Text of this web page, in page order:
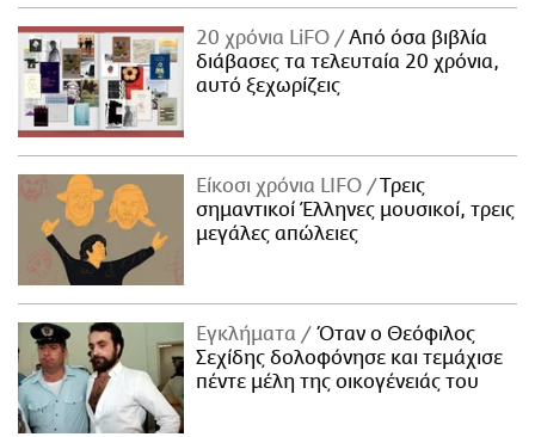
20 χρόνια LiFO
Από όσα βιβλία
διάβασες τα τελευταία 20 χρόνια,
αυτό ξεχωρίζεις
Είκοσι χρόνια LIFO
Tρεις
σημαντικοί Έλληνες μουσικοί, τρεις
μεγάλες απώλειες
Εγκλήματα
Όταν ο Θεόφιλος
Σεχίδης δολοφόνησε και τεμάχισε
πέντε μέλη της οικογένειάς του